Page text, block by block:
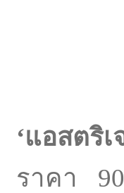
‘แอสตริเ
ราคา